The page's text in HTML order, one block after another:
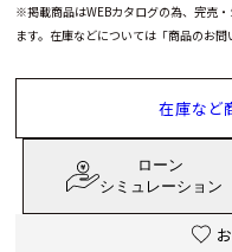
TYPE8A」は、クラシック
※掲載商品はWEBカタログの為、完売
ます。在庫などについては「商品のお
在庫など
ローン
シミュレーション